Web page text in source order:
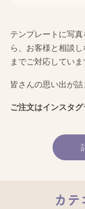
テンプレートに写
ら、お客様と相談
までご対応していま
皆さんの思い出が詰
ご注文はインスタ
カ